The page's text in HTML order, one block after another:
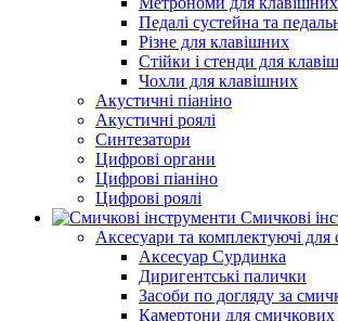
Педалі сустейна та
Різне для клавішних
Стійки і стенди для
Чохли для клавішних
Акустичні піаніно
Акустичні роялі
Синтезатори
Цифрові органи
Цифрові піаніно
Цифрові роялі
Смичкові
Аксесуари та комплектуючі для
Аксесуар Сурдинка
Диригентські палички
Засоби по догляду за
Камертони для смичкових